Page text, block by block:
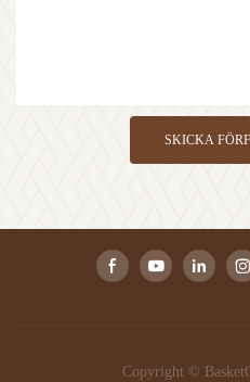
SKICKA
Copyright ©